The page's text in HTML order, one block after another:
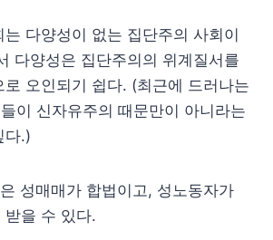
는 다양성이 없는 집단주의 사회이
다양성은 집단주의의 위계질서를
오인되기 쉽다. (최근에 드러나는
이 신자유주의 때문만이 아니라는
다.)
성매매가 합법이고, 성노동자가
받을 수 있다.